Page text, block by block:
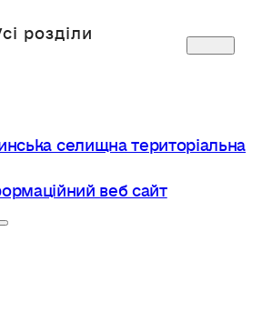
селищна територіальна
веб сайт